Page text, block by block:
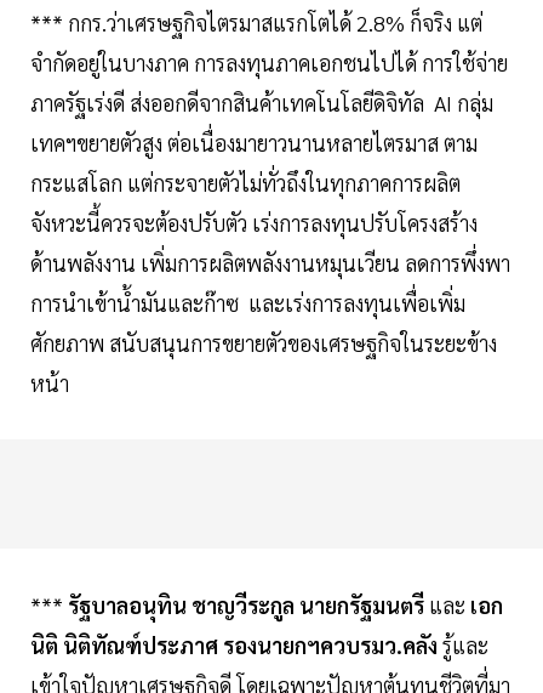
*** กกร.ว่าเศรษฐกิจไตรมาสแรกโตได้ 2.8% ก็จริง แต่
จำกัดอยู่ในบางภาค การลงทุนภาคเอกชนไปได้ การใช้จ่าย
ภาครัฐเร่งดี ส่งออกดีจากสินค้าเทคโนโลยีดิจิทัล AI กลุ่ม
เทคฯขยายตัวสูง ต่อเนื่องมายาวนานหลายไตรมาส ตาม
กระแสโลก แต่กระจายตัวไม่ทั่วถึงในทุกภาคการผลิต
จังหวะนี้ควรจะต้องปรับตัว เร่งการลงทุนปรับโครงสร้าง
ด้านพลังงาน เพิ่มการผลิตพลังงานหมุนเวียน ลดการพึ่งพา
การนำเข้าน้ำมันและก๊าซ และเร่งการลงทุนเพื่อเพิ่ม
ศักยภาพ สนับสนุนการขยายตัวของเศรษฐกิจในระยะข้าง
หน้า
*** รัฐบาลอนุทิน ชาญวีระกูล นายกรัฐมนตรี และ เอก
นิติ นิติทัณฑ์ประภาศ รองนายกฯควบรมว.คลัง รู้และ
เข้าใจปัญหาเศรษฐกิจดี โดยเฉพาะปัญหาต้นทุนชีวิตที่มา